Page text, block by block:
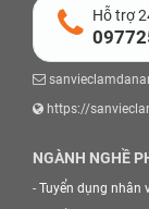
Hỗ trợ
https://
NGÀNH NGHỀ
- Tuyển dụng nhân